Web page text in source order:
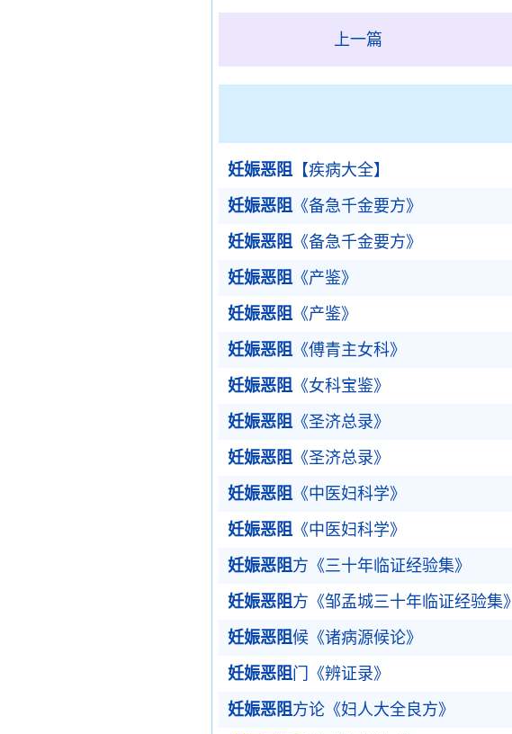
上一篇
妊娠恶阻 【疾病大全】
妊娠恶阻 《备急千金要方》
妊娠恶阻 《备急千金要方》
妊娠恶阻 《产鉴》
妊娠恶阻 《产鉴》
妊娠恶阻 《傅青主女科》
妊娠恶阻 《女科宝鉴》
妊娠恶阻 《圣济总录》
妊娠恶阻 《圣济总录》
妊娠恶阻 《中医妇科学》
妊娠恶阻 《中医妇科学》
妊娠恶阻方《三十年临证经验集》
妊娠恶阻方《邹孟城三十年临证经验集》
妊娠恶阻候《诸病源候论》
妊娠恶阻门《辨证录》
妊娠恶阻方论《妇人大全良方》